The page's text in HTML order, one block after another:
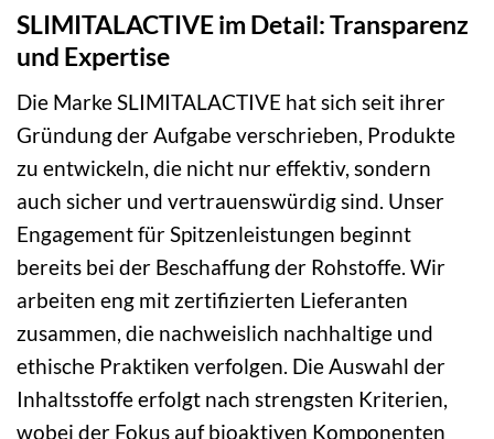
SLIMITALACTIVE im Detail: Transparenz
und Expertise
Die Marke SLIMITALACTIVE hat sich seit ihrer
Gründung der Aufgabe verschrieben, Produkte
zu entwickeln, die nicht nur effektiv, sondern
auch sicher und vertrauenswürdig sind. Unser
Engagement für Spitzenleistungen beginnt
bereits bei der Beschaffung der Rohstoffe. Wir
arbeiten eng mit zertifizierten Lieferanten
zusammen, die nachweislich nachhaltige und
ethische Praktiken verfolgen. Die Auswahl der
Inhaltsstoffe erfolgt nach strengsten Kriterien,
wobei der Fokus auf bioaktiven Komponenten